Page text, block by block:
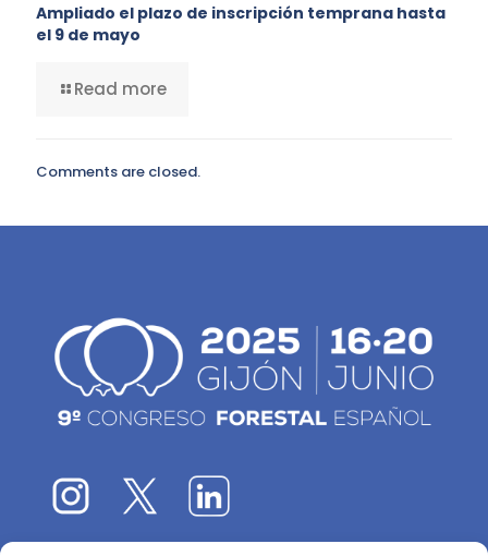
Ampliado el plazo de inscripción temprana hasta
el 9 de mayo
Read more
Comments are closed.